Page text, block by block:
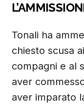
Tonali ha
chiesto scusa
compagni e al
aver
aver imparato